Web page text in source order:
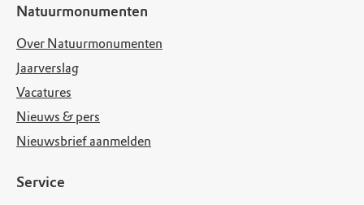
Natuurmonumenten
Over Natuurmonumenten
Jaarverslag
Vacatures
Nieuws & pers
Nieuwsbrief aanmelden
Service